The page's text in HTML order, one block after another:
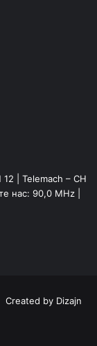
12 | Telemach – CH
нас: 90,0 MHz |
Created by Dizajn